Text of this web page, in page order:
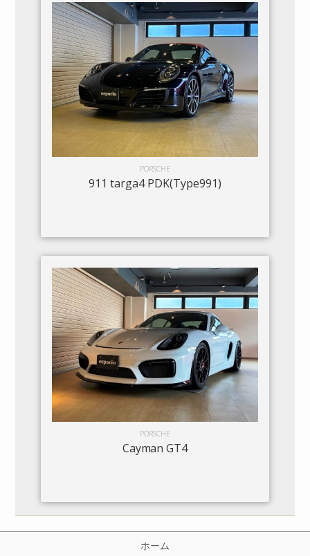
PORSCHE
911 targa4 PDK(Type991)
PORSCHE
Cayman GT4
ホーム